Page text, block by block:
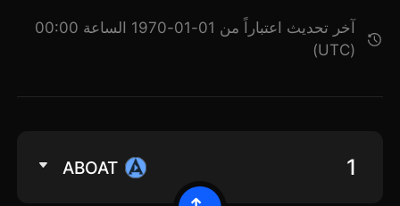
آخر تحديث اعتباراً من 01-01-1970 الساعة 00:00
(UTC)
ABOAT